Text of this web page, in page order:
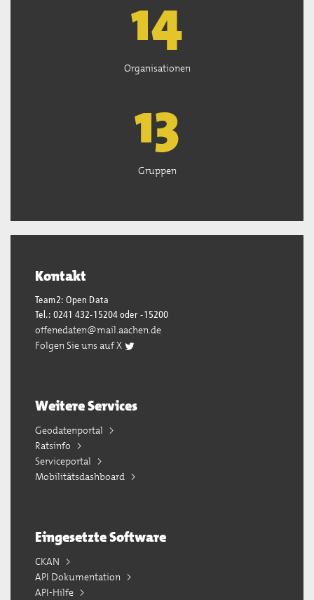
15
Organisationen
13
Gruppen
Kontakt
Team2: Open Data
Tel.: 0241 432-15204 oder -15200
offenedaten@mail.aachen.de
Folgen Sie uns auf X
Weitere Services
Geodatenportal
Ratsinfo
Serviceportal
Mobilitätsdashboard
Eingesetzte Software
CKAN
API Dokumentation
API-Hilfe